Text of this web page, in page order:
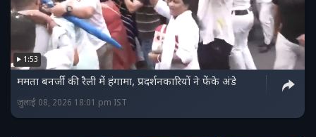
1:53
ममता बनर्जी की रैली में हंगामा, प्रदर्शनकारियों ने फेंके अंडे
जुलाई 08, 2026 18:01 pm IST